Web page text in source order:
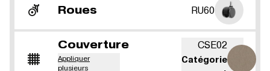
Roues RU60
Couverture
Appliquer
plusieurs
CSE02
Catégorie